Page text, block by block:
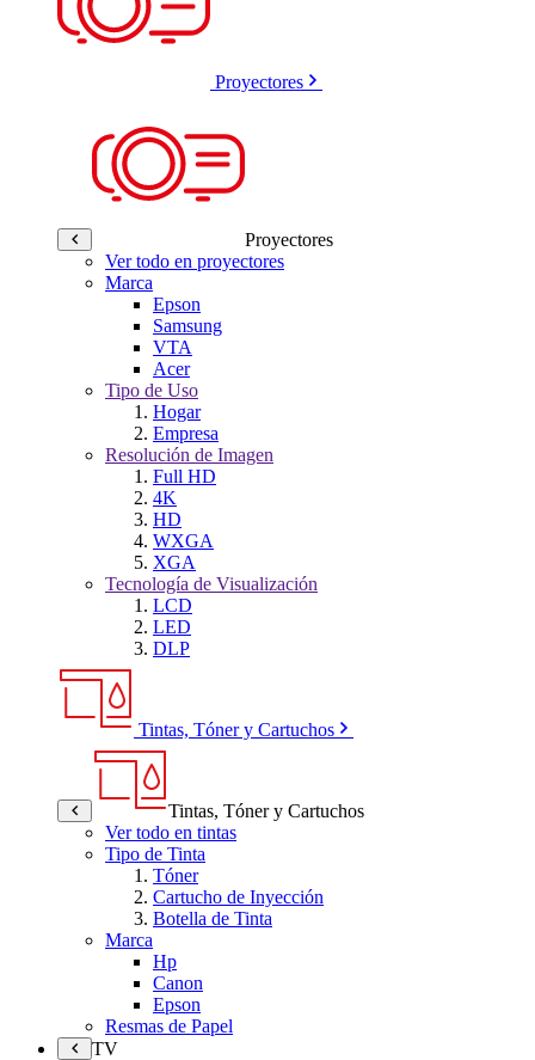
Proyectores
Proyectores
Ver todo en proyectores
Marca
Epson
Samsung
VTA
Acer
Tipo de Uso
Hogar
Empresa
Resolución de Imagen
Full HD
4K
HD
WXGA
XGA
Tecnología de Visualización
LCD
LED
DLP
Tintas, Tóner y Cartuchos
Tintas, Tóner y Cartuchos
Ver todo en tintas
Tipo de Tinta
Tóner
Cartucho de Inyección
Botella de Tinta
Marca
Hp
Canon
Epson
Resmas de Papel
TV